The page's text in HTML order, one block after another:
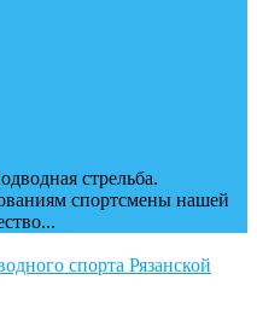
стрельба.
спортсмены нашей
спорта Рязанской